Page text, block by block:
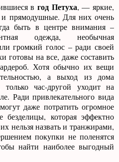
вгод Петуха, — яркие,
и прямодушные. Для них очень
быть в центре внимания –
одежда, необычная
громкий голос – ради своей
готовы на все, даже составить
Хотя обычно их вещи
а выход из дома
час-другой уходит на
Ради привлекательного вида
могут даже потратить огромное
безделицы, которая эффектно
нельзя назвать и транжирами,
покупки не поленятся
найти наиболее выгодный